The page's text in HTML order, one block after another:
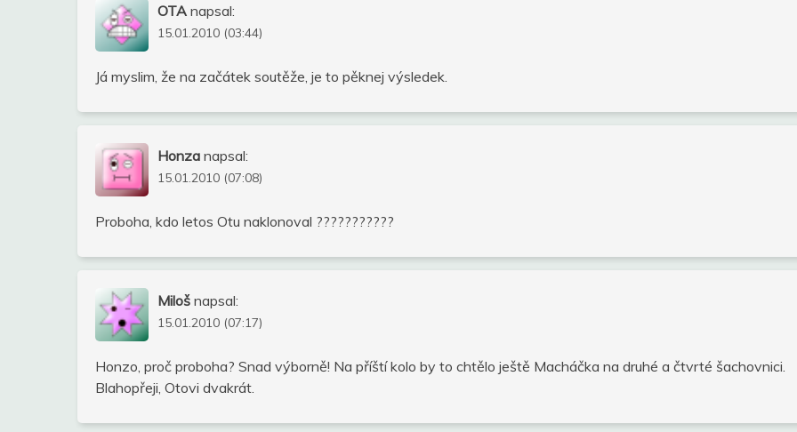
OTA napsal:
15.01.2010 (03:44)
Já myslim, že na začátek soutěže, je to pěknej výsledek.
Honza napsal:
15.01.2010 (07:08)
Proboha, kdo letos Otu naklonoval ???????????
Miloš napsal:
15.01.2010 (07:17)
Honzo, proč proboha? Snad výborně! Na příští kolo by to chtělo ještě Macháčka na druhé a čtvrté šachovnici.
Blahopřeji, Otovi dvakrát.